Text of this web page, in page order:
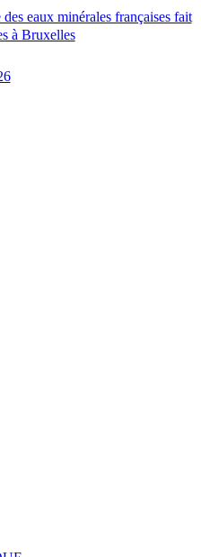
eaux minérales françaises fait
à Bruxelles